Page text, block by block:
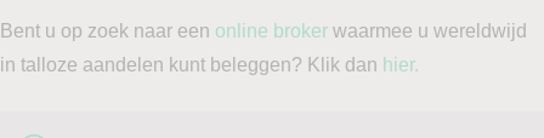
Bent u op zoek naar een online broker waarmee u wereldwijd
in talloze aandelen kunt beleggen? Klik dan hier.